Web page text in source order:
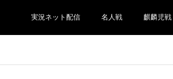
実況ネット配信 名人戦 麒麟児戦